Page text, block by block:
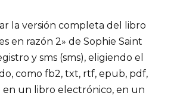
la versión completa del libro
en razón 2» de Sophie Saint
y sms (sms), eligiendo el
como fb2, txt, rtf, epub, pdf,
en un libro electrónico, en un